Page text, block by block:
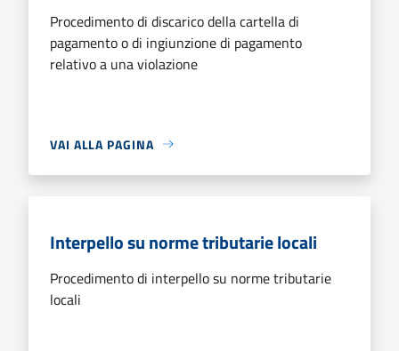
Procedimento di discarico della cartella di
pagamento o di ingiunzione di pagamento
relativo a una violazione
VAI ALLA PAGINA
Interpello su norme tributarie locali
Procedimento di interpello su norme tributarie
locali